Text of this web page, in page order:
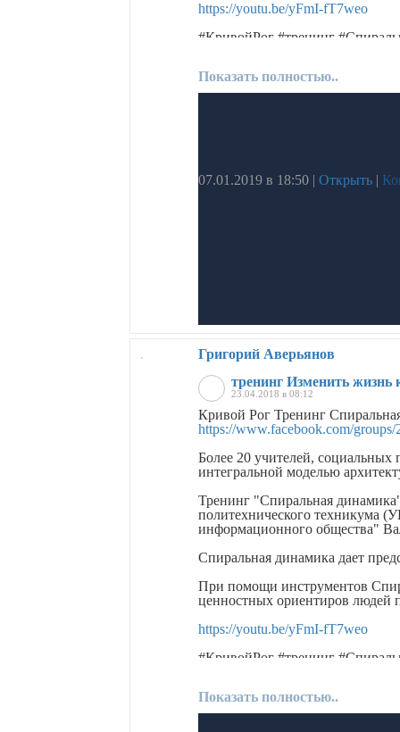
https://youtu.be/yFmI-fT7weo
#КривойРог #тренинг
Показать полностью..
07.01.2019 в 18:50 | Открыть |
Григорий Аверьянов
тренинг Изменить
23.04.2018 в 08:12
Кривой Рог Тренинг
https://www.facebook.com/
Более 20 учителей,
интегральной моделью
Тренинг "Спиральная
политехнического техникума
информационного общества"
Спиральная динамика дает
При помощи инструментов
ценностных ориентиров людей
https://youtu.be/yFmI-fT7weo
#КривойРог #тренинг
Показать полностью..